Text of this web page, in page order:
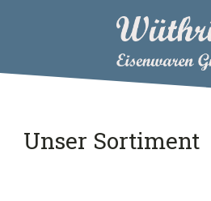
Unser Sortiment